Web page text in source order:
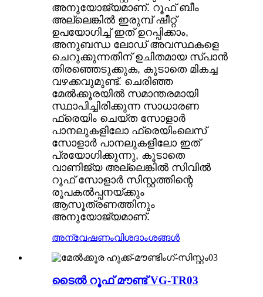
അനുയോജ്യമാണ്. റൂഫ് ബീം
അല്ലെങ്കിൽ ഇരുമ്പ് ഷീറ്റ്
ഉപയോഗിച്ച് ഇത് ഉറപ്പിക്കാം,
അനുബന്ധ ലോഡ് അവസ്ഥകളെ
ചെറുക്കുന്നതിന് ഉചിതമായ സ്പാൻ
തിരഞ്ഞെടുക്കുക, കൂടാതെ മികച്ച
വഴക്കവുമുണ്ട്. ചെരിഞ്ഞ
മേൽക്കൂരയിൽ സമാന്തരമായി
സ്ഥാപിച്ചിരിക്കുന്ന സാധാരണ
ഫ്രെയിം ചെയ്ത സോളാർ
പാനലുകളിലോ ഫ്രെയിംലെസ്
സോളാർ പാനലുകളിലോ ഇത്
പ്രയോഗിക്കുന്നു, കൂടാതെ
വാണിജ്യ അല്ലെങ്കിൽ സിവിൽ
റൂഫ് സോളാർ സിസ്റ്റത്തിന്റെ
രൂപകൽപ്പനയ്ക്കും
ആസൂത്രണത്തിനും
അനുയോജ്യമാണ്.
അന്വേഷണംവിശദാംശങ്ങൾ
ടൈൽ റൂഫ് മൗണ്ട് VG-TR03